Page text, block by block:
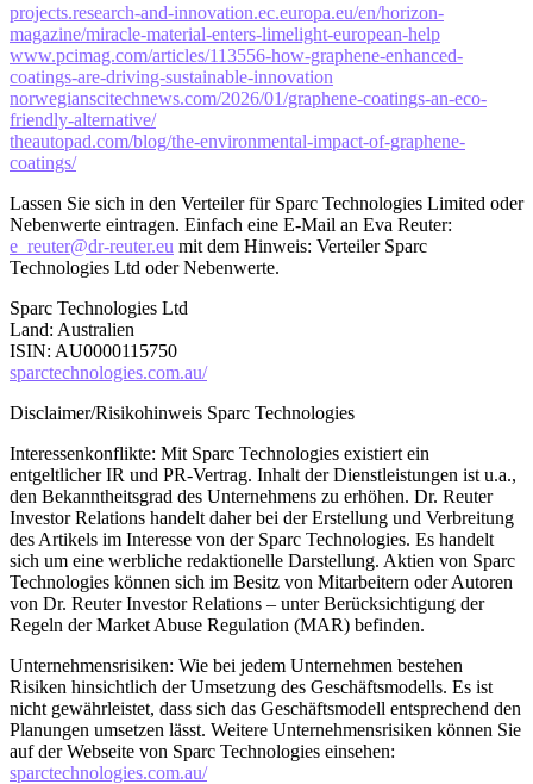
projects.research-and-innovation.ec.europa.eu/en/horizon-
magazine/miracle-material-enters-limelight-european-help
www.pcimag.com/articles/113556-how-graphene-enhanced-
coatings-are-driving-sustainable-innovation
norwegianscitechnews.com/2026/01/graphene-coatings-an-eco-
friendly-alternative/
theautopad.com/blog/the-environmental-impact-of-graphene-
coatings/
Lassen Sie sich in den Verteiler für Sparc Technologies Limited oder
Nebenwerte eintragen. Einfach eine E-Mail an Eva Reuter:
e_reuter@dr-reuter.eu mit dem Hinweis: Verteiler Sparc
Technologies Ltd oder Nebenwerte.
Sparc Technologies Ltd
Land: Australien
ISIN: AU0000115750
sparctechnologies.com.au/
Disclaimer/Risikohinweis Sparc Technologies
Interessenkonflikte: Mit Sparc Technologies existiert ein
entgeltlicher IR und PR-Vertrag. Inhalt der Dienstleistungen ist u.a.,
den Bekanntheitsgrad des Unternehmens zu erhöhen. Dr. Reuter
Investor Relations handelt daher bei der Erstellung und Verbreitung
des Artikels im Interesse von der Sparc Technologies. Es handelt
sich um eine werbliche redaktionelle Darstellung. Aktien von Sparc
Technologies können sich im Besitz von Mitarbeitern oder Autoren
von Dr. Reuter Investor Relations – unter Berücksichtigung der
Regeln der Market Abuse Regulation (MAR) befinden.
Unternehmensrisiken: Wie bei jedem Unternehmen bestehen
Risiken hinsichtlich der Umsetzung des Geschäftsmodells. Es ist
nicht gewährleistet, dass sich das Geschäftsmodell entsprechend den
Planungen umsetzen lässt. Weitere Unternehmensrisiken können Sie
auf der Webseite von Sparc Technologies einsehen:
sparctechnologies.com.au/